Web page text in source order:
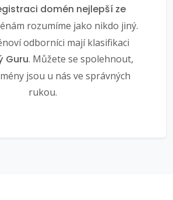
domén nejlepší ze
rozumíme jako nikdo jiný.
odborníci mají klasifikaci
Guru. Můžete se spolehnout,
jsou u nás ve správných
rukou.